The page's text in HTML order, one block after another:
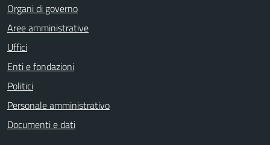
Organi di governo
Aree amministrative
Uffici
Enti e fondazioni
Politici
Personale amministrativo
Documenti e dati